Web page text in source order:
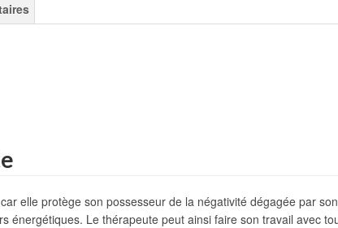
elle protège son possesseur de la négativité dégagée par
énergétiques. Le thérapeute peut ainsi faire son travail avec